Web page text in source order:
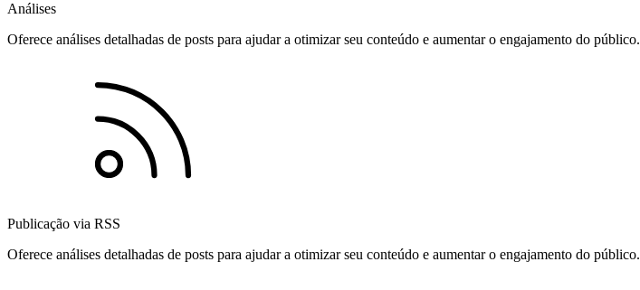
Análises
Oferece análises detalhadas de posts para ajudar a otimizar seu conteúdo e aumentar o engajamento do público.
Publicação via RSS
Oferece análises detalhadas de posts para ajudar a otimizar seu conteúdo e aumentar o engajamento do público.